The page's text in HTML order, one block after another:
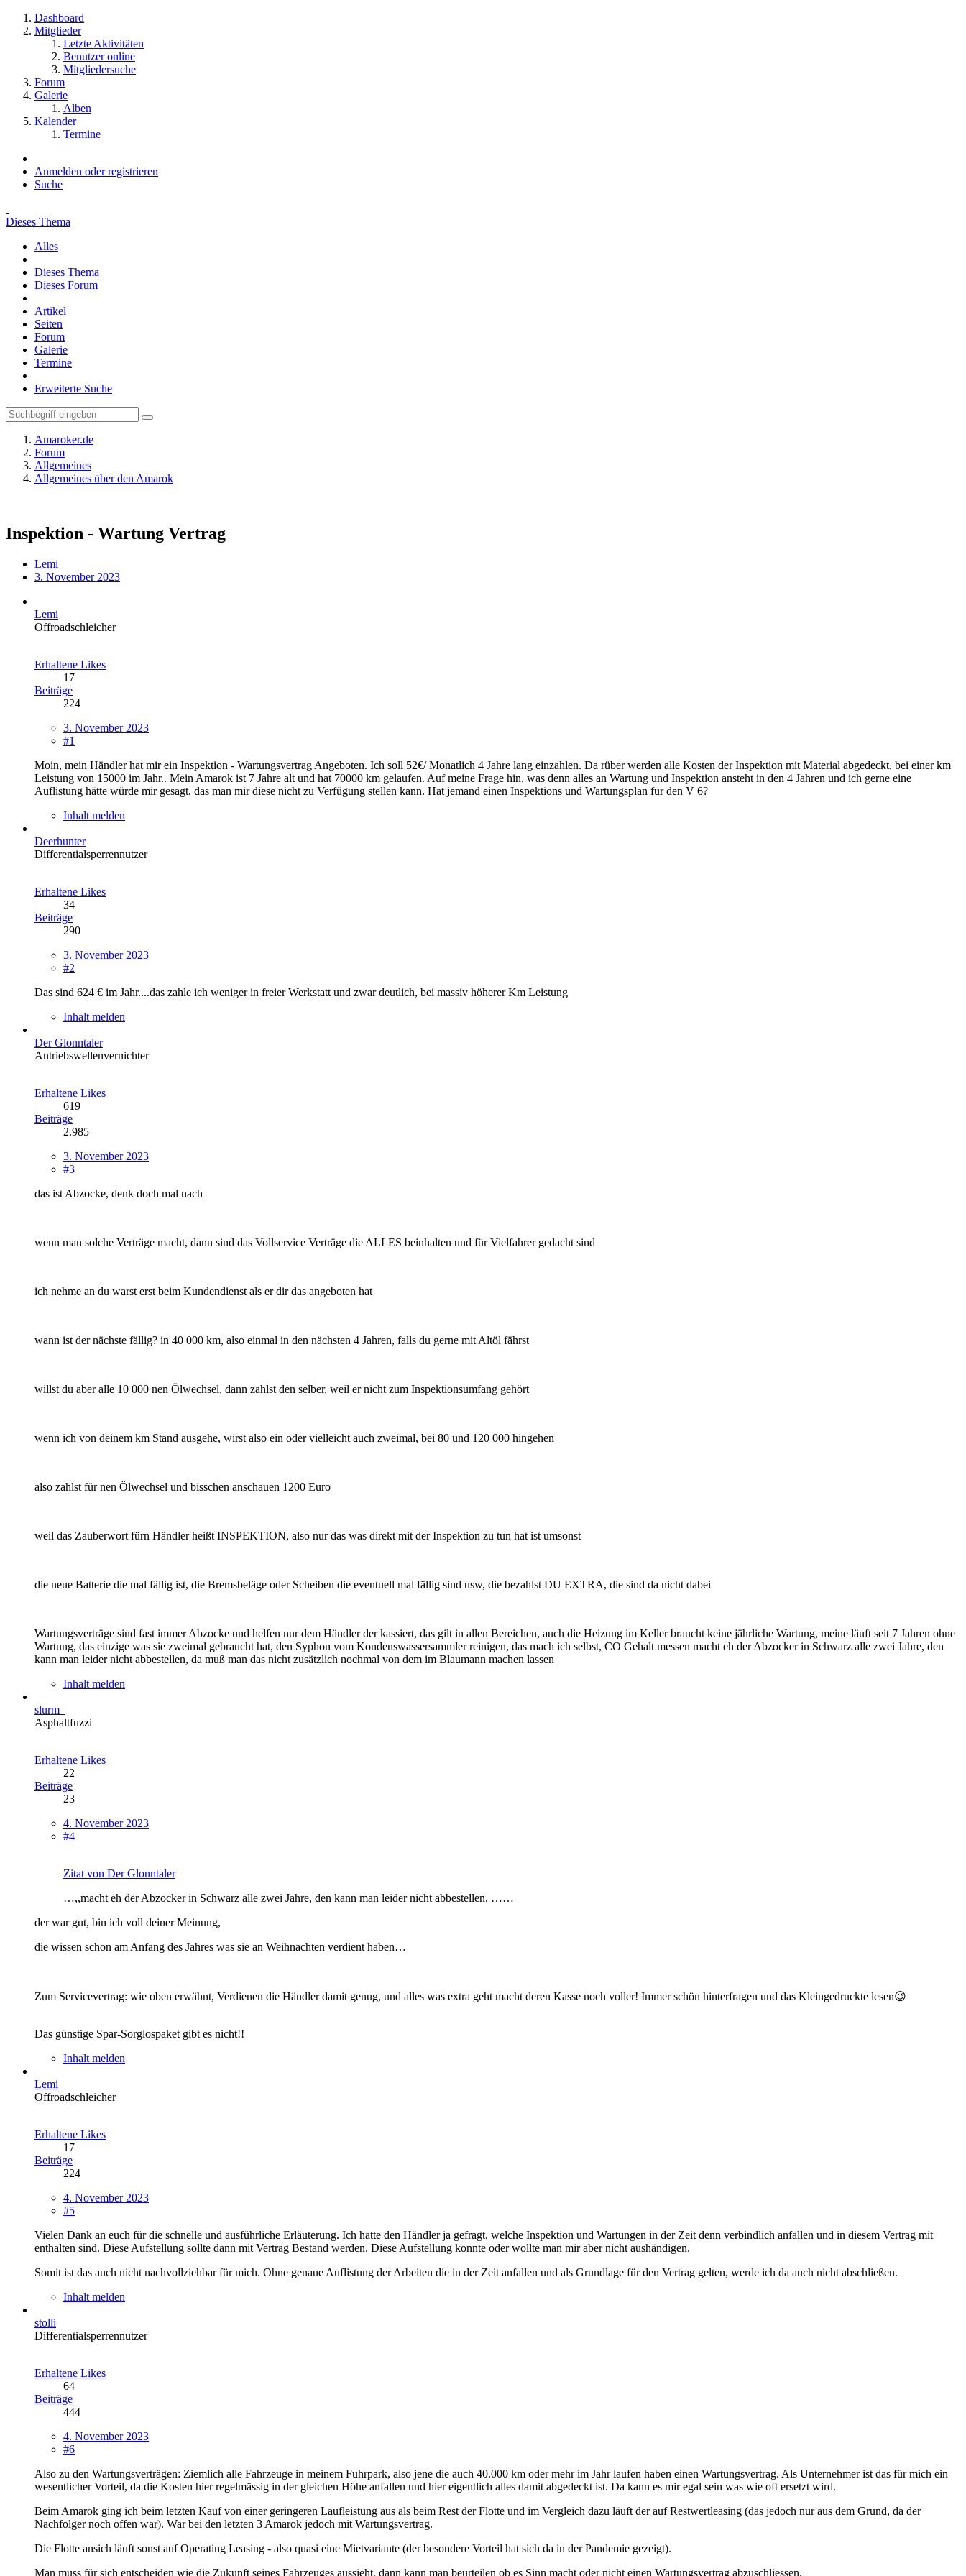
Dashboard
Mitglieder
Letzte Aktivitäten
Benutzer online
Mitgliedersuche
Forum
Galerie
Alben
Kalender
Termine
Anmelden oder registrieren
Suche
Dieses Thema
Alles
Dieses Thema
Dieses Forum
Artikel
Seiten
Forum
Galerie
Termine
Erweiterte Suche
Amaroker.de
Forum
Allgemeines
Allgemeines über den Amarok
Inspektion - Wartung Vertrag
Lemi
3. November 2023
Lemi
Offroadschleicher
Erhaltene Likes
17
Beiträge
224
3. November 2023
#1
Moin, mein Händler hat mir ein Inspektion - Wartungsvertrag Angeboten. Ich soll 52€/ Monatlich 4 Jahre lang einzahlen. Da rüber werden alle Kosten der Inspektion mit Material abgedeckt, bei einer km
Leistung von 15000 im Jahr.. Mein Amarok ist 7 Jahre alt und hat 70000 km gelaufen. Auf meine Frage hin, was denn alles an Wartung und Inspektion ansteht in den 4 Jahren und ich gerne eine
Auflistung hätte würde mir gesagt, das man mir diese nicht zu Verfügung stellen kann. Hat jemand einen Inspektions und Wartungsplan für den V 6?
Inhalt melden
Deerhunter
Differentialsperrennutzer
Erhaltene Likes
34
Beiträge
290
3. November 2023
#2
Das sind 624 € im Jahr....das zahle ich weniger in freier Werkstatt und zwar deutlich, bei massiv höherer Km Leistung
Inhalt melden
Der Glonntaler
Antriebswellenvernichter
Erhaltene Likes
619
Beiträge
2.985
3. November 2023
#3
das ist Abzocke, denk doch mal nach
wenn man solche Verträge macht, dann sind das Vollservice Verträge die ALLES beinhalten und für Vielfahrer gedacht sind
ich nehme an du warst erst beim Kundendienst als er dir das angeboten hat
wann ist der nächste fällig? in 40 000 km, also einmal in den nächsten 4 Jahren, falls du gerne mit Altöl fährst
willst du aber alle 10 000 nen Ölwechsel, dann zahlst den selber, weil er nicht zum Inspektionsumfang gehört
wenn ich von deinem km Stand ausgehe, wirst also ein oder vielleicht auch zweimal, bei 80 und 120 000 hingehen
also zahlst für nen Ölwechsel und bisschen anschauen 1200 Euro
weil das Zauberwort fürn Händler heißt INSPEKTION, also nur das was direkt mit der Inspektion zu tun hat ist umsonst
die neue Batterie die mal fällig ist, die Bremsbeläge oder Scheiben die eventuell mal fällig sind usw, die bezahlst DU EXTRA, die sind da nicht dabei
Wartungsverträge sind fast immer Abzocke und helfen nur dem Händler der kassiert, das gilt in allen Bereichen, auch die Heizung im Keller braucht keine jährliche Wartung, meine läuft seit 7 Jahren ohne
Wartung, das einzige was sie zweimal gebraucht hat, den Syphon vom Kondenswassersammler reinigen, das mach ich selbst, CO Gehalt messen macht eh der Abzocker in Schwarz alle zwei Jahre, den
kann man leider nicht abbestellen, da muß man das nicht zusätzlich nochmal von dem im Blaumann machen lassen
Inhalt melden
slurm_
Asphaltfuzzi
Erhaltene Likes
22
Beiträge
23
4. November 2023
#4
Zitat von Der Glonntaler
…,,macht eh der Abzocker in Schwarz alle zwei Jahre, den kann man leider nicht abbestellen, ……
der war gut, bin ich voll deiner Meinung,
die wissen schon am Anfang des Jahres was sie an Weihnachten verdient haben…
Zum Servicevertrag: wie oben erwähnt, Verdienen die Händler damit genug, und alles was extra geht macht deren Kasse noch voller! Immer schön hinterfragen und das Kleingedruckte lesen😉
Das günstige Spar-Sorglospaket gibt es nicht!!
Inhalt melden
Lemi
Offroadschleicher
Erhaltene Likes
17
Beiträge
224
4. November 2023
#5
Vielen Dank an euch für die schnelle und ausführliche Erläuterung. Ich hatte den Händler ja gefragt, welche Inspektion und Wartungen in der Zeit denn verbindlich anfallen und in diesem Vertrag mit
enthalten sind. Diese Aufstellung sollte dann mit Vertrag Bestand werden. Diese Aufstellung konnte oder wollte man mir aber nicht aushändigen.
Somit ist das auch nicht nachvollziehbar für mich. Ohne genaue Auflistung der Arbeiten die in der Zeit anfallen und als Grundlage für den Vertrag gelten, werde ich da auch nicht abschließen.
Inhalt melden
stolli
Differentialsperrennutzer
Erhaltene Likes
64
Beiträge
444
4. November 2023
#6
Also zu den Wartungsverträgen: Ziemlich alle Fahrzeuge in meinem Fuhrpark, also jene die auch 40.000 km oder mehr im Jahr laufen haben einen Wartungsvertrag. Als Unternehmer ist das für mich ein
wesentlicher Vorteil, da die Kosten hier regelmässig in der gleichen Höhe anfallen und hier eigentlich alles damit abgedeckt ist. Da kann es mir egal sein was wie oft ersetzt wird.
Beim Amarok ging ich beim letzten Kauf von einer geringeren Laufleistung aus als beim Rest der Flotte und im Vergleich dazu läuft der auf Restwertleasing (das jedoch nur aus dem Grund, da der
Nachfolger noch offen war). War bei den letzten 3 Amarok jedoch mit Wartungsvertrag.
Die Flotte ansich läuft sonst auf Operating Leasing - also quasi eine Mietvariante (der besondere Vorteil hat sich da in der Pandemie gezeigt).
Man muss für sich entscheiden wie die Zukunft seines Fahrzeuges aussieht, dann kann man beurteilen ob es Sinn macht oder nicht einen Wartungsvertrag abzuschliessen.